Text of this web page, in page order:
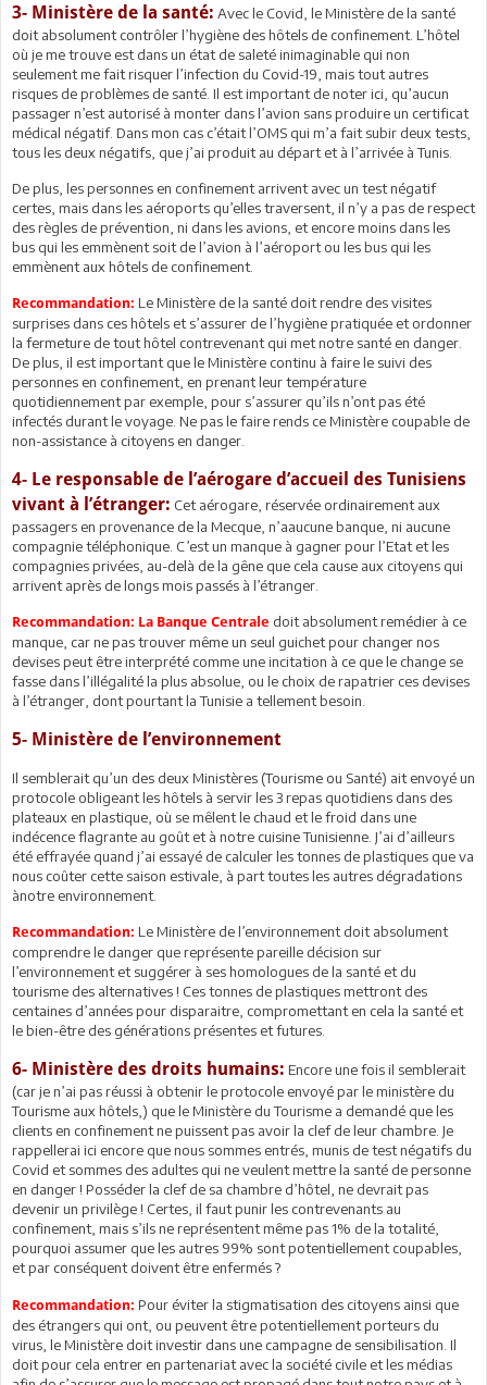
3- Ministère de la santé: Avec le Covid, le Ministère de la santé
doit absolument contrôler l’hygiène des hôtels de confinement. L’hôtel
où je me trouve est dans un état de saleté inimaginable qui non
seulement me fait risquer l’infection du Covid-19, mais tout autres
risques de problèmes de santé. Il est important de noter ici, qu’aucun
passager n’est autorisé à monter dans l’avion sans produire un certificat
médical négatif. Dans mon cas c’était l’OMS qui m’a fait subir deux tests,
tous les deux négatifs, que j’ai produit au départ et à l’arrivée à Tunis.
De plus, les personnes en confinement arrivent avec un test négatif
certes, mais dans les aéroports qu’elles traversent, il n’y a pas de respect
des règles de prévention, ni dans les avions, et encore moins dans les
bus qui les emmènent soit de l’avion à l’aéroport ou les bus qui les
emmènent aux hôtels de confinement.
Recommandation: Le Ministère de la santé doit rendre des visites
surprises dans ces hôtels et s’assurer de l’hygiène pratiquée et ordonner
la fermeture de tout hôtel contrevenant qui met notre santé en danger.
De plus, il est important que le Ministère continu à faire le suivi des
personnes en confinement, en prenant leur température
quotidiennement par exemple, pour s’assurer qu’ils n’ont pas été
infectés durant le voyage. Ne pas le faire rends ce Ministère coupable de
non-assistance à citoyens en danger.
4- Le responsable de l’aérogare d’accueil des Tunisiens
vivant à l’étranger: Cet aérogare, réservée ordinairement aux
passagers en provenance de la Mecque, n’aaucune banque, ni aucune
compagnie téléphonique. C’est un manque à gagner pour l’Etat et les
compagnies privées, au-delà de la gêne que cela cause aux citoyens qui
arrivent après de longs mois passés à l’étranger.
Recommandation: La Banque Centrale doit absolument remédier à ce
manque, car ne pas trouver même un seul guichet pour changer nos
devises peut être interprété comme une incitation à ce que le change se
fasse dans l’illégalité la plus absolue, ou le choix de rapatrier ces devises
à l’étranger, dont pourtant la Tunisie a tellement besoin.
5- Ministère de l’environnement
Il semblerait qu’un des deux Ministères (Tourisme ou Santé) ait envoyé un
protocole obligeant les hôtels à servir les 3 repas quotidiens dans des
plateaux en plastique, où se mêlent le chaud et le froid dans une
indécence flagrante au goût et à notre cuisine Tunisienne. J’ai d’ailleurs
été effrayée quand j’ai essayé de calculer les tonnes de plastiques que va
nous coûter cette saison estivale, à part toutes les autres dégradations
ànotre environnement.
Recommandation: Le Ministère de l’environnement doit absolument
comprendre le danger que représente pareille décision sur
l’environnement et suggérer à ses homologues de la santé et du
tourisme des alternatives ! Ces tonnes de plastiques mettront des
centaines d’années pour disparaitre, compromettant en cela la santé et
le bien-être des générations présentes et futures.
6- Ministère des droits humains: Encore une fois il semblerait
(car je n’ai pas réussi à obtenir le protocole envoyé par le ministère du
Tourisme aux hôtels,) que le Ministère du Tourisme a demandé que les
clients en confinement ne puissent pas avoir la clef de leur chambre. Je
rappellerai ici encore que nous sommes entrés, munis de test négatifs du
Covid et sommes des adultes qui ne veulent mettre la santé de personne
en danger ! Posséder la clef de sa chambre d’hôtel, ne devrait pas
devenir un privilège ! Certes, il faut punir les contrevenants au
confinement, mais s’ils ne représentent même pas 1% de la totalité,
pourquoi assumer que les autres 99% sont potentiellement coupables,
et par conséquent doivent être enfermés ?
Recommandation: Pour éviter la stigmatisation des citoyens ainsi que
des étrangers qui ont, ou peuvent être potentiellement porteurs du
virus, le Ministère doit investir dans une campagne de sensibilisation. Il
doit pour cela entrer en partenariat avec la société civile et les médias